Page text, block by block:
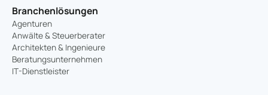
Branchenlösungen
Agenturen
Anwälte & Steuerberater
Architekten & Ingenieure
Beratungsunternehmen
IT-Dienstleister